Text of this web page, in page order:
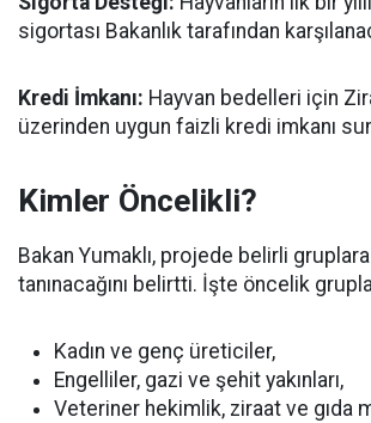
sigortası Bakanlık tarafından
Kredi İmkanı: Hayvan bedelleri için
üzerinden uygun faizli kredi imkanı
Kimler Öncelikli?
Bakan Yumaklı, projede belirli
tanınacağını belirtti. İşte öncelik
Kadın ve genç üreticiler,
Engelliler, gazi ve şehit yakınları,
Veteriner hekimlik, ziraat ve gıda